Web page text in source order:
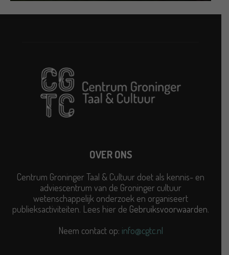
OVER ONS
Centrum Groninger Taal & Cultuur doet als kennis- en
adviescentrum van de Groninger cultuur
wetenschappelijk onderzoek en organiseert
publieksactiviteiten. Lees hier de Gebruiksvoorwaarden.
Neem contact op: info@cgtc.nl